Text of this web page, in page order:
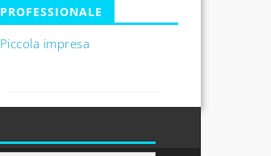
PROFESSIONALE
Piccola impresa